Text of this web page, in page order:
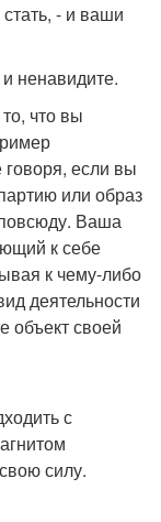
- и ваши
ненавидите.
что вы
если вы
или образ
Ваша
к себе
к чему-либо
деятельности
объект своей
с
силу.